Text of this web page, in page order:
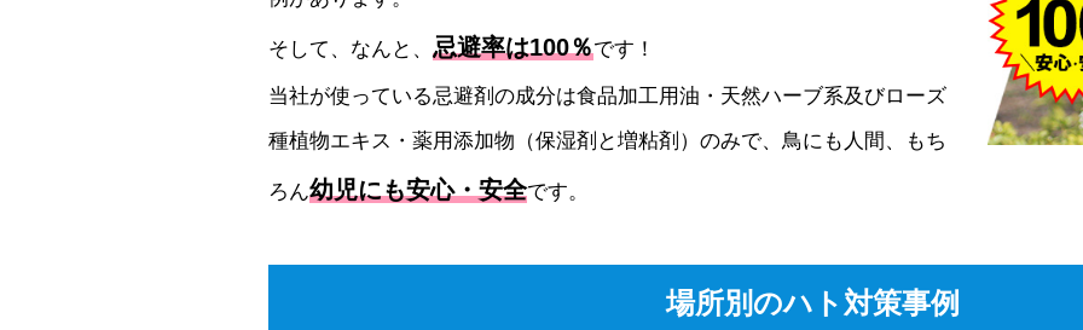
そして、なんと、 忌避率は100％です！
当社が使っている忌避剤の成分は食品加工用油・天然ハーブ系及びローズ
種植物エキス・薬用添加物（保湿剤と増粘剤）のみで、鳥にも人間、もち
ろん幼児にも安心・安全です。
場所別のハト対策事例